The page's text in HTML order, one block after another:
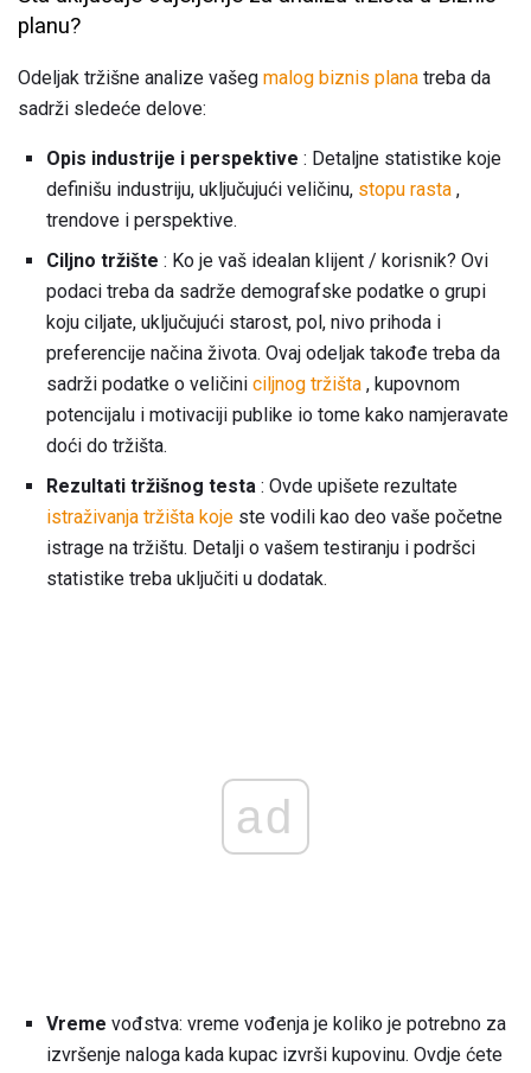
planu?
Odeljak tržišne analize vašeg malog biznis plana treba da
sadrži sledeće delove:
Opis industrije i perspektive : Detaljne statistike koje
definišu industriju, uključujući veličinu, stopu rasta ,
trendove i perspektive.
Ciljno tržište : Ko je vaš idealan klijent / korisnik? Ovi
podaci treba da sadrže demografske podatke o grupi
koju ciljate, uključujući starost, pol, nivo prihoda i
preferencije načina života. Ovaj odeljak takođe treba da
sadrži podatke o veličini ciljnog tržišta , kupovnom
potencijalu i motivaciji publike io tome kako namjeravate
doći do tržišta.
Rezultati tržišnog testa : Ovde upišete rezultate
istraživanja tržišta koje ste vodili kao deo vaše početne
istrage na tržištu. Detalji o vašem testiranju i podršci
statistike treba uključiti u dodatak.
ad
Vreme vođstva: vreme vođenja je koliko je potrebno za
izvršenje naloga kada kupac izvrši kupovinu. Ovdje ćete